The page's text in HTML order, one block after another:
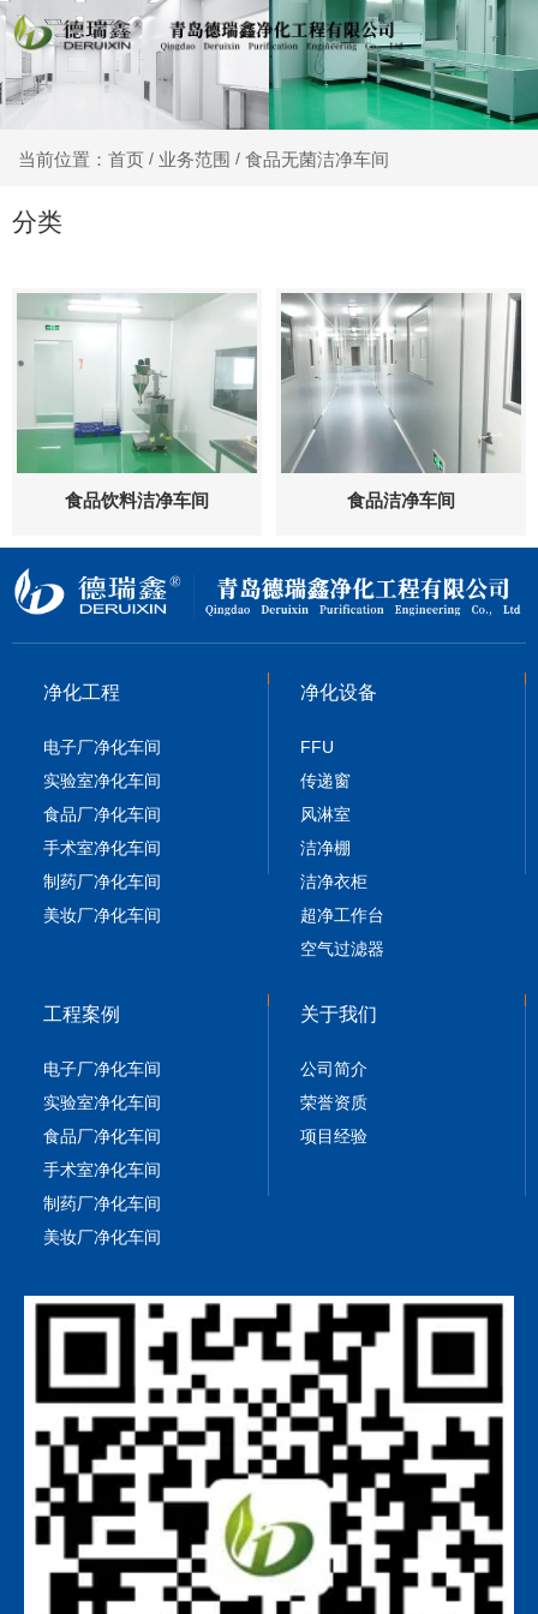
当前位置：首页 / 业务范围 / 食品无菌洁净车间
分类
食品饮料洁净车间 食品洁净车间
净化工程
电子厂净化车间
实验室净化车间
食品厂净化车间
手术室净化车间
制药厂净化车间
美妆厂净化车间
净化设备
FFU
传递窗
风淋室
洁净棚
洁净衣柜
超净工作台
空气过滤器
工程案例
电子厂净化车间
实验室净化车间
食品厂净化车间
手术室净化车间
制药厂净化车间
美妆厂净化车间
关于我们
公司简介
荣誉资质
项目经验